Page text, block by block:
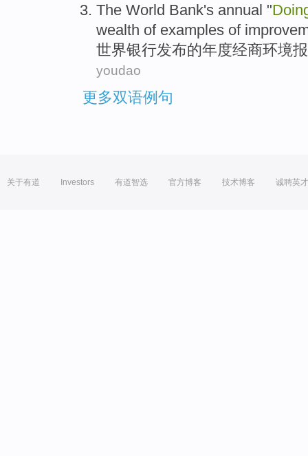
The World Bank's annual "
wealth of examples of
世界银行发布的年度经商环境
youdao
更多双语例句
关于有道 Investors 有道智选 官方博客 技术博客 诚聘英才